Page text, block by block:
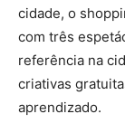
cidade, o
com três
referência na
criativas
aprendizado.